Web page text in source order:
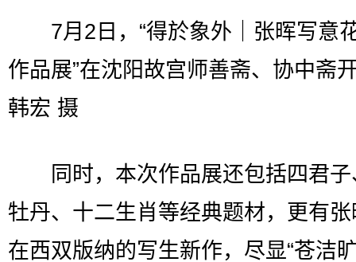
7月2日，“得於象外｜张晖写意
作品展”在沈阳故宫师善斋、协中斋
韩宏 摄
同时，本次作品展还包括四君子
牡丹、十二生肖等经典题材，更有
在西双版纳的写生新作，尽显“苍洁